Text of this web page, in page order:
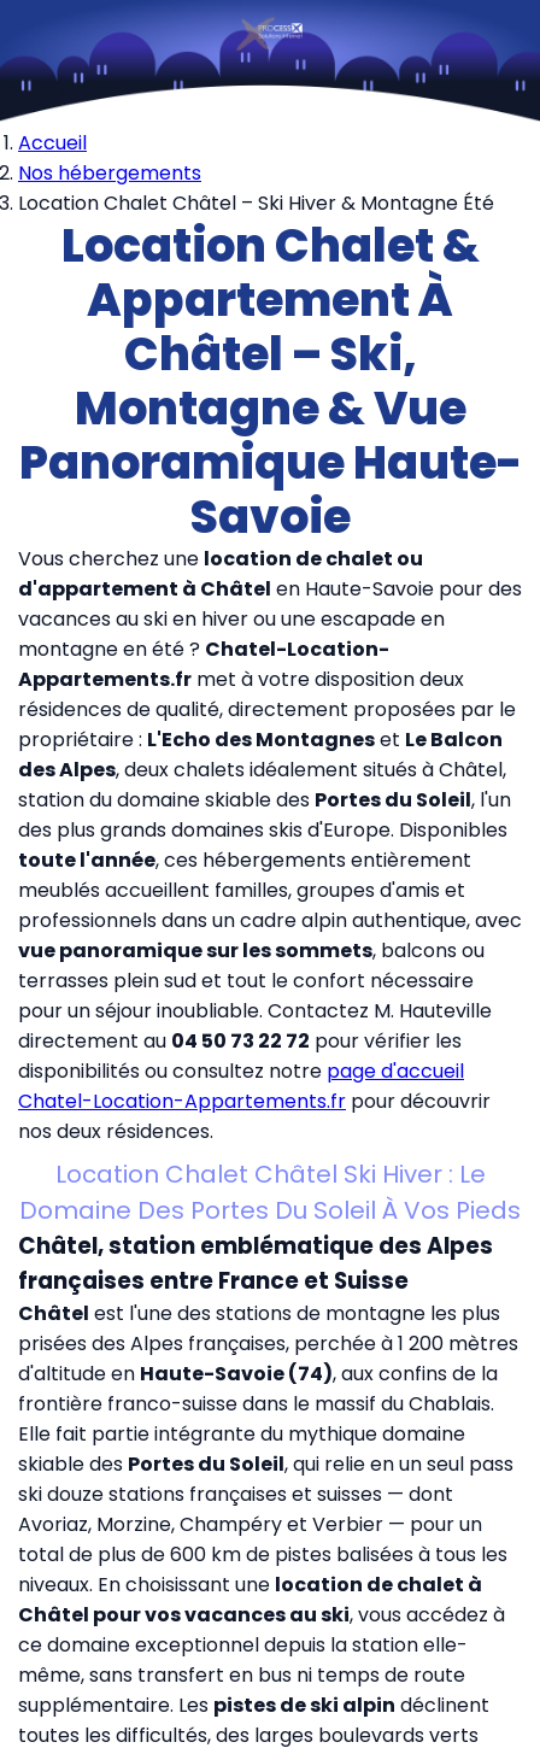
Accueil
Nos hébergements
Location Chalet Châtel – Ski Hiver & Montagne Été
Location Chalet &
Appartement À
Châtel – Ski,
Montagne & Vue
Panoramique Haute-
Savoie
Vous cherchez une location de chalet ou
d'appartement à Châtel en Haute-Savoie pour des
vacances au ski en hiver ou une escapade en
montagne en été ? Chatel-Location-
Appartements.fr met à votre disposition deux
résidences de qualité, directement proposées par le
propriétaire : L'Echo des Montagneset Le Balcon
des Alpes, deux chalets idéalement situés à Châtel,
station du domaine skiable des Portes du Soleil, l'un
des plus grands domaines skis d'Europe. Disponibles
toute l'année, ces hébergements entièrement
meublés accueillent familles, groupes d'amis et
professionnels dans un cadre alpin authentique, avec
vue panoramique sur les sommets, balcons ou
terrasses plein sud et tout le confort nécessaire
pour un séjour inoubliable. Contactez M. Hauteville
directement au 04 50 73 22 72 pour vérifier les
disponibilités ou consultez notre page d'accueil
Chatel-Location-Appartements.fr pour découvrir
nos deux résidences.
Location Chalet Châtel Ski Hiver : Le
Domaine Des Portes Du Soleil À Vos Pieds
Châtel, station emblématique des Alpes
françaises entre France et Suisse
Châtel est l'une des stations de montagne les plus
prisées des Alpes françaises, perchée à 1 200 mètres
d'altitude en Haute-Savoie (74), aux confins de la
frontière franco-suisse dans le massif du Chablais.
Elle fait partie intégrante du mythique domaine
skiable des Portes du Soleil, qui relie en un seul pass
ski douze stations françaises et suisses — dont
Avoriaz, Morzine, Champéry et Verbier — pour un
total de plus de 600 km de pistes balisées à tous les
niveaux. En choisissant une location de chalet à
Châtel pour vos vacances au ski, vous accédez à
ce domaine exceptionnel depuis la station elle-
même, sans transfert en bus ni temps de route
supplémentaire. Les pistes de ski alpin déclinent
toutes les difficultés, des larges boulevards verts